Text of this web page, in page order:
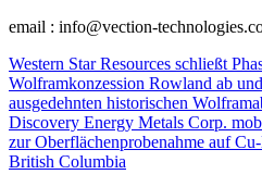
email : info@vection-
Beitragsnavigation
Western Star Resources schließt
Wolframkonzession Rowland ab
ausgedehnten historischen
Discovery Energy Metals Corp.
zur Oberflächenprobenahme auf
British Columbia